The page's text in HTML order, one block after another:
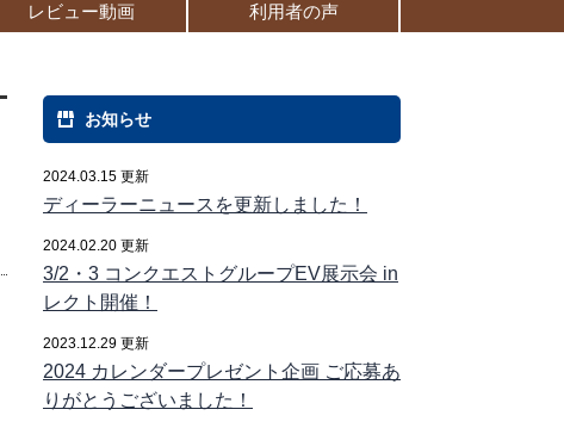
レビュー動画 利用者の声
お知らせ
2024.03.15 更新
ディーラーニュースを更新しました！
2024.02.20 更新
3/2・3 コンクエストグループEV展示会 in
レクト開催！
2023.12.29 更新
2024 カレンダープレゼント企画 ご応募あ
りがとうございました！